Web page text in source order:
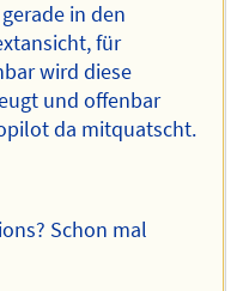
in den
für
wird diese
und offenbar
da mitquatscht.
Schon mal